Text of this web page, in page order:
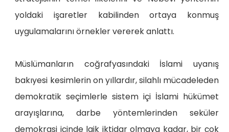
yoldaki işaretler kabilinden ortaya konmuş
uygulamalarını örnekler vererek anlattı.
Müslümanların coğrafyasındaki İslami uyanış
bakıyesi kesimlerin on yıllardır, silahlı mücadeleden
demokratik seçimlerle sistem içi İslami hükümet
arayışlarına, darbe yöntemlerinden seküler
demokrasi içinde laik iktidar olmaya kadar, bir çok